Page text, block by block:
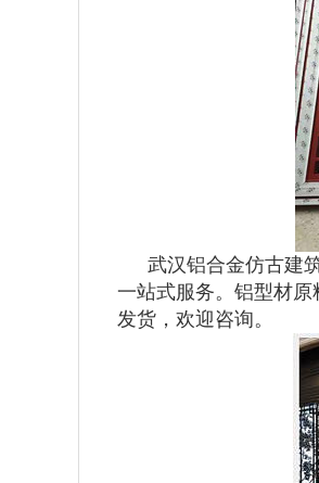
武汉铝合金仿古建
一站式服务。铝型材
发货，欢迎咨询。